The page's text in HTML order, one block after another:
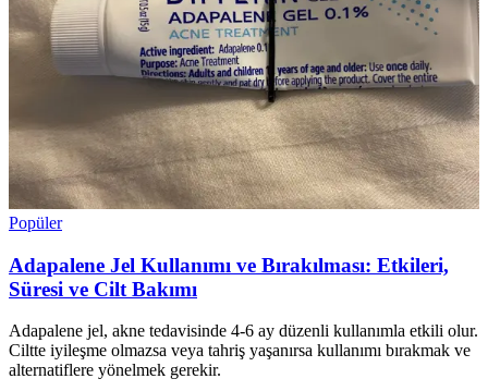
Popüler
Adapalene Jel Kullanımı ve Bırakılması: Etkileri,
Süresi ve Cilt Bakımı
Adapalene jel, akne tedavisinde 4-6 ay düzenli kullanımla etkili olur.
Ciltte iyileşme olmazsa veya tahriş yaşanırsa kullanımı bırakmak ve
alternatiflere yönelmek gerekir.